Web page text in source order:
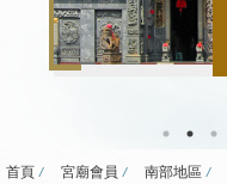
首頁 宮廟會員 南部地區